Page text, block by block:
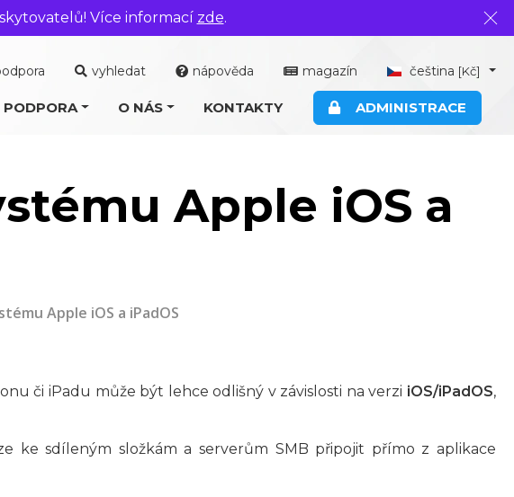
Více informací zde.
vyhledat nápověda magazín čeština [Kč]
PODPORA O NÁS KONTAKTY ADMINISTRACE
Apple iOS a
Apple iOS a iPadOS
či iPadu může být lehce odlišný v závislosti na verzi iOS/iPadOS,
ke sdíleným složkám a serverům SMB připojit přímo z aplikace